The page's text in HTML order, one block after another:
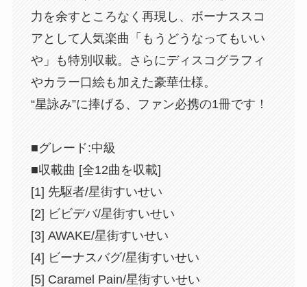
力を余すところなく再現し、ボーナススコ
アとして人気楽曲「もうどうなってもいい
や」も特別収載。さらにディスコグラフィ
やカラー口絵も加えた豪華仕様。
“星詠み”に捧げる、ファン必携の1冊です！
■グレード:中級
■収載曲 [全12曲を収載]
[1] 先駆者/星街すいせい
[2] ビビデバ/星街すいせい
[3] AWAKE/星街すいせい
[4] ビーナスバグ/星街すいせい
[5] Caramel Pain/星街すいせい